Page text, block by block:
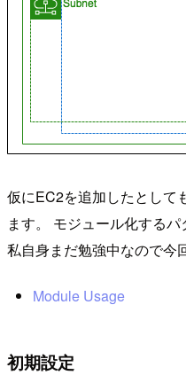
仮にEC2を追加したとして
ます。 モジュール化するパ
私自身まだ勉強中なので今
Module Usage
初期設定